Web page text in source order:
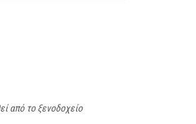
από το ξενοδοχείο